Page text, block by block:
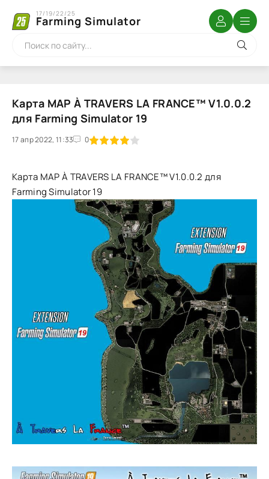
Farming Simulator
17/19/22/25
Карта MAP À TRAVERS LA FRANCE™ V1.0.0.2
для Farming Simulator 19
17 апр 2022, 11:33 0
1 2 3 4 5
Карта MAP À TRAVERS LA FRANCE™ V1.0.0.2 для
Farming Simulator 19